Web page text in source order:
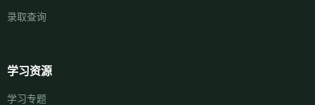
录取查询
学习资源
学习专题